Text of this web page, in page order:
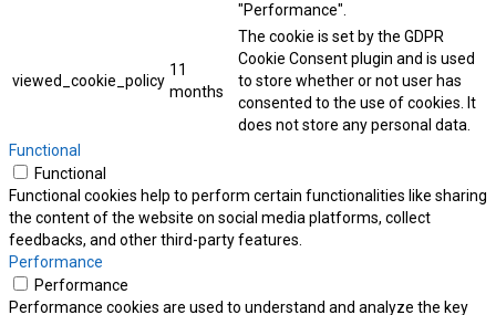
"Performance".
viewed_cookie_policy
11
months
The cookie is set by the GDPR
Cookie Consent plugin and is used
to store whether or not user has
consented to the use of cookies. It
does not store any personal data.
Functional
Functional
Functional cookies help to perform certain functionalities like sharing
the content of the website on social media platforms, collect
feedbacks, and other third-party features.
Performance
Performance
Performance cookies are used to understand and analyze the key